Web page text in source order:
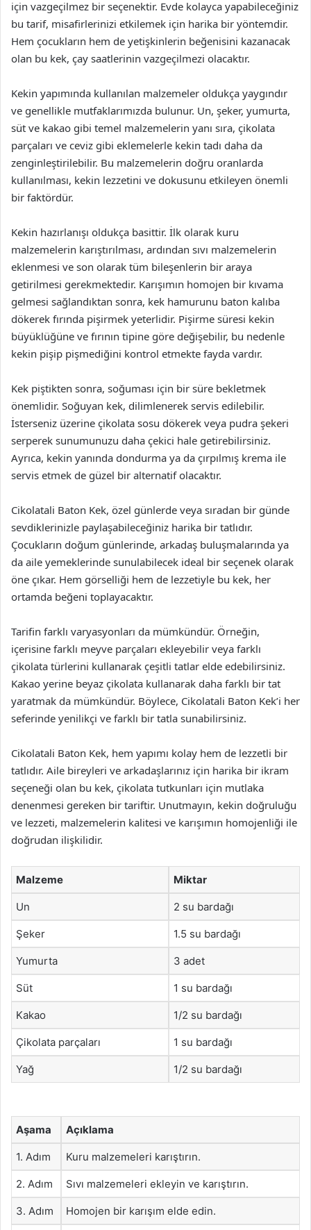
için vazgeçilmez bir seçenektir. Evde kolayca yapabileceğiniz
bu tarif, misafirlerinizi etkilemek için harika bir yöntemdir.
Hem çocukların hem de yetişkinlerin beğenisini kazanacak
olan bu kek, çay saatlerinin vazgeçilmezi olacaktır.
Kekin yapımında kullanılan malzemeler oldukça yaygındır
ve genellikle mutfaklarımızda bulunur. Un, şeker, yumurta,
süt ve kakao gibi temel malzemelerin yanı sıra, çikolata
parçaları ve ceviz gibi eklemelerle kekin tadı daha da
zenginleştirilebilir. Bu malzemelerin doğru oranlarda
kullanılması, kekin lezzetini ve dokusunu etkileyen önemli
bir faktördür.
Kekin hazırlanışı oldukça basittir. İlk olarak kuru
malzemelerin karıştırılması, ardından sıvı malzemelerin
eklenmesi ve son olarak tüm bileşenlerin bir araya
getirilmesi gerekmektedir. Karışımın homojen bir kıvama
gelmesi sağlandıktan sonra, kek hamurunu baton kalıba
dökerek fırında pişirmek yeterlidir. Pişirme süresi kekin
büyüklüğüne ve fırının tipine göre değişebilir, bu nedenle
kekin pişip pişmediğini kontrol etmekte fayda vardır.
Kek piştikten sonra, soğuması için bir süre bekletmek
önemlidir. Soğuyan kek, dilimlenerek servis edilebilir.
İsterseniz üzerine çikolata sosu dökerek veya pudra şekeri
serperek sunumunuzu daha çekici hale getirebilirsiniz.
Ayrıca, kekin yanında dondurma ya da çırpılmış krema ile
servis etmek de güzel bir alternatif olacaktır.
Cikolatali Baton Kek, özel günlerde veya sıradan bir günde
sevdiklerinizle paylaşabileceğiniz harika bir tatlıdır.
Çocukların doğum günlerinde, arkadaş buluşmalarında ya
da aile yemeklerinde sunulabilecek ideal bir seçenek olarak
öne çıkar. Hem görselliği hem de lezzetiyle bu kek, her
ortamda beğeni toplayacaktır.
Tarifin farklı varyasyonları da mümkündür. Örneğin,
içerisine farklı meyve parçaları ekleyebilir veya farklı
çikolata türlerini kullanarak çeşitli tatlar elde edebilirsiniz.
Kakao yerine beyaz çikolata kullanarak daha farklı bir tat
yaratmak da mümkündür. Böylece, Cikolatali Baton Kek’i her
seferinde yenilikçi ve farklı bir tatla sunabilirsiniz.
Cikolatali Baton Kek, hem yapımı kolay hem de lezzetli bir
tatlıdır. Aile bireyleri ve arkadaşlarınız için harika bir ikram
seçeneği olan bu kek, çikolata tutkunları için mutlaka
denenmesi gereken bir tariftir. Unutmayın, kekin doğruluğu
ve lezzeti, malzemelerin kalitesi ve karışımın homojenliği ile
doğrudan ilişkilidir.
Malzeme Miktar
Un 2 su bardağı
Şeker 1.5 su bardağı
Yumurta 3 adet
Süt 1 su bardağı
Kakao 1/2 su bardağı
Çikolata parçaları 1 su bardağı
Yağ 1/2 su bardağı
Aşama Açıklama
1. Adım Kuru malzemeleri karıştırın.
2. Adım Sıvı malzemeleri ekleyin ve karıştırın.
3. Adım Homojen bir karışım elde edin.